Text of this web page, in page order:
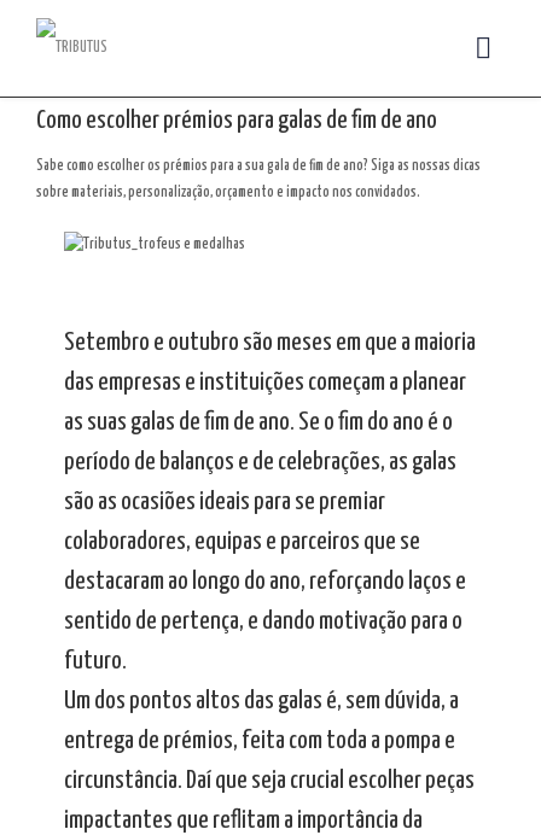
Como escolher prémios para galas de fim de ano
Sabe como escolher os prémios para a sua gala de fim de ano? Siga as nossas dicas
sobre materiais, personalização, orçamento e impacto nos convidados.
Setembro e outubro são meses em que a maioria
das empresas e instituições começam a planear
as suas galas de fim de ano. Se o fim do ano é o
período de balanços e de celebrações, as galas
são as ocasiões ideais para se premiar
colaboradores, equipas e parceiros que se
destacaram ao longo do ano, reforçando laços e
sentido de pertença, e dando motivação para o
futuro.
Um dos pontos altos das galas é, sem dúvida, a
entrega de prémios, feita com toda a pompa e
circunstância. Daí que seja crucial escolher peças
impactantes que reflitam a importância da